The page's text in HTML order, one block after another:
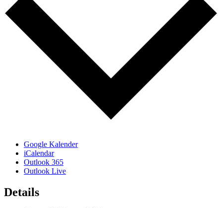
Google Kalender
iCalendar
Outlook 365
Outlook Live
Details